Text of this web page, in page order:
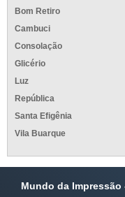
Bom Retiro
Cambuci
Consolação
Glicério
Luz
República
Santa Efigênia
Vila Buarque
Mundo da Impressão